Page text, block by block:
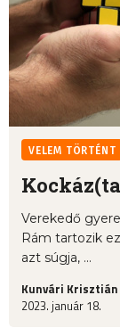
VELEM TÖRTÉNT
Verekedő
Rám tartozik
azt súgja, ...
Kunvári Krisztián
2023. január 18.